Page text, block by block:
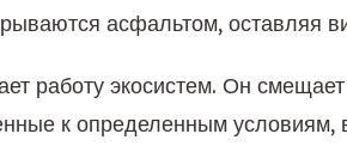
асфальтом, оставляя
работу экосистем. Он
к определенным